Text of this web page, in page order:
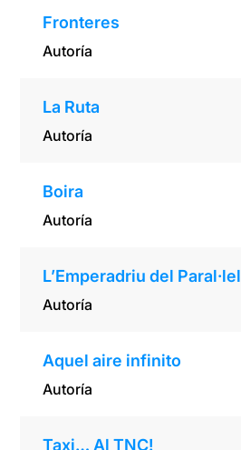
Fronteres
Autoría
La Ruta
Autoría
Boira
Autoría
L’Emperadriu del Paral·lel
Autoría
Aquel aire infinito
Autoría
Taxi… Al TNC!